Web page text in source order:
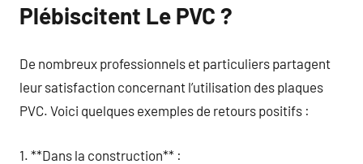
Plébiscitent Le PVC ?
De nombreux professionnels et particuliers partagent
leur satisfaction concernant l’utilisation des plaques
PVC. Voici quelques exemples de retours positifs :
1. **Dans la construction** :